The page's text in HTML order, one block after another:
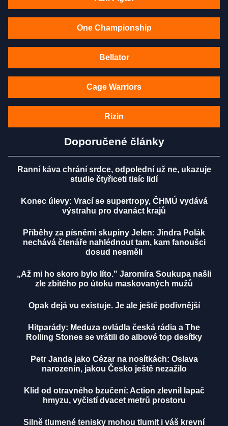
One Championship
Bellator
Cage Warriors
Rizin
Doporučené články
Ranní káva chrání srdce, odpolední už ne, ukazuje
studie čtyřiceti tisíc lidí
Konec úlevy: Vrací se supertropy, ČHMÚ vydává
výstrahu pro dvanáct krajů
Příběhy za písněmi skupiny Jelen: Jindra Polák
nechává čtenáře nahlédnout tam, kam fanoušci
dosud nesměli
„Až mi ho skoro bylo líto." Jaromíra Soukupa našli
zle zbitého po útoku maskovaných mužů
Opak dejá vu existuje. Je ale ještě podivnější
Hitparády: Meduza ovládla česká rádia a The
Rolling Stones se vrátili do albové top desítky
Petr Janda jako Cézar na nosítkách: Oslava
narozenin, jakou Česko ještě nezažilo
Klid od otravného bzučení: Action zlevnil lapač
hmyzu, vyčistí dvacet metrů prostoru
Silně tlumené tenisky mohou tlumit i váš krevní